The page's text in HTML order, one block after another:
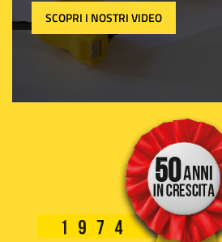
SCOPRI I NOSTRI VIDEO